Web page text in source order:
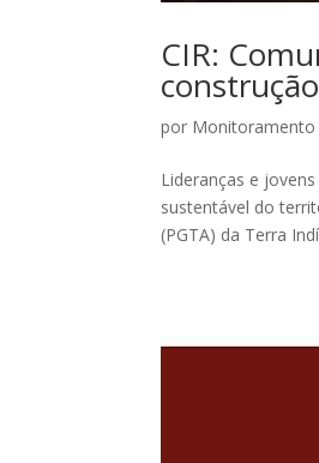
CIR:
por Monitoramento
Lideranças e
sustentável do
(PGTA) da Terra